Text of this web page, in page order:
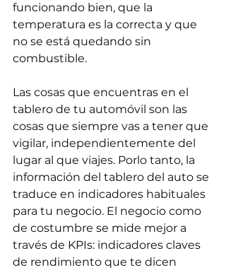
funcionando bien, que la
temperatura es la correcta y que
no se está quedando sin
combustible.
Las cosas que encuentras en el
tablero de tu automóvil son las
cosas que siempre vas a tener que
vigilar, independientemente del
lugar al que viajes. Porlo tanto, la
información del tablero del auto se
traduce en indicadores habituales
para tu negocio. El negocio como
de costumbre se mide mejor a
través de KPIs: indicadores claves
de rendimiento que te dicen